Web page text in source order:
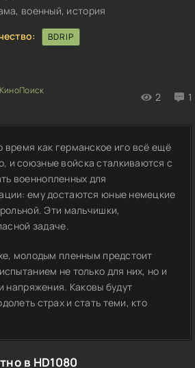
2 1
военный, история
BDRIP
время как германское иго всё ещё
и союзные войска сталкиваются с
военнопленных для
ему достаются юные немецкие
Эти мальчишки,
задаче.
молодым пленным предстоит
не только для них, но и
напряжения. Каковы будут
страх и стать теми, кто
в HD1080